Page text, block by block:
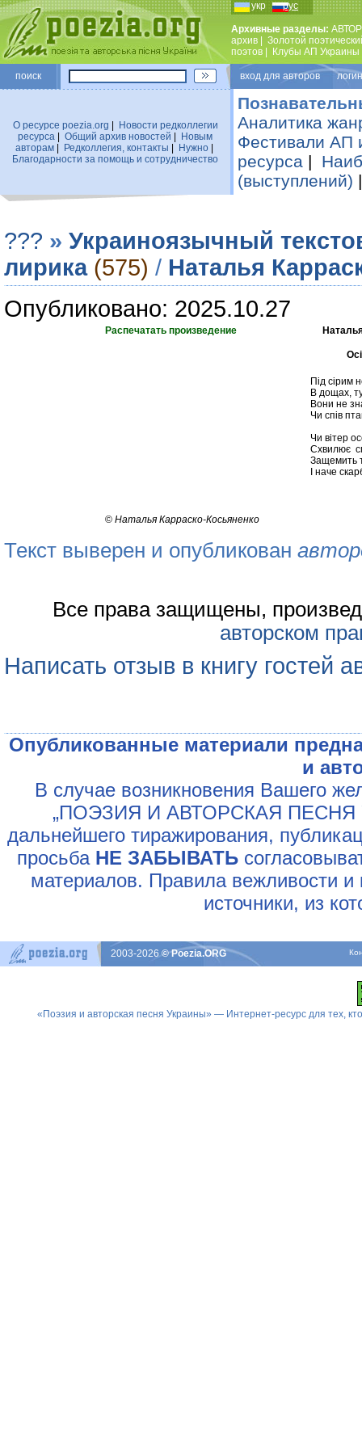
укр рус
Архивные разделы:
архив
Золотой
поэтов
Клубы АП Украины
поиск вход для авторов
О ресурсе poezia.org
Новости редколлегии
ресурса
Общий архив новостей
Новым
авторам| Редколлегия, контакты Нужно|
Благодарности за помощь и сотрудничество
Аналитика
Фестивали АП
ресурса |
(выступлений)
??? » Украиноязычный
лирика (575) / Наталья
Опубликовано: 2025.10.27
Распечатать произведение
Під сірим
В дощах,
Вони не
Чи спів
Чи вітер
Схвилює
Защемить
І наче
© Наталья Карраско-Косьяненко
Текст выверен и опубликован
Все права защищены,
авторском
Написать отзыв в книгу гостей
Опубликованные материали
и
В случае возникновения Вашего
„ПОЭЗИЯ И АВТОРСКАЯ ПЕСНЯ
дальнейшего тиражирования,
просьба НЕ ЗАБЫВАТЬ
материалов. Правила вежливости и
источники, из
2003-2026© Poezia.ORG
«Поэзия и авторская песня Украины» — Интернет-ресурс для тех,